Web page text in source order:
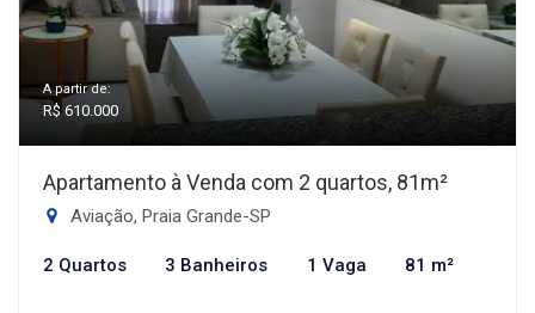
A partir de:
R$ 610.000
Apartamento à Venda com 2 quartos, 81m²
Aviação, Praia Grande-SP
2 Quartos 3 Banheiros 1 Vaga 81 m²